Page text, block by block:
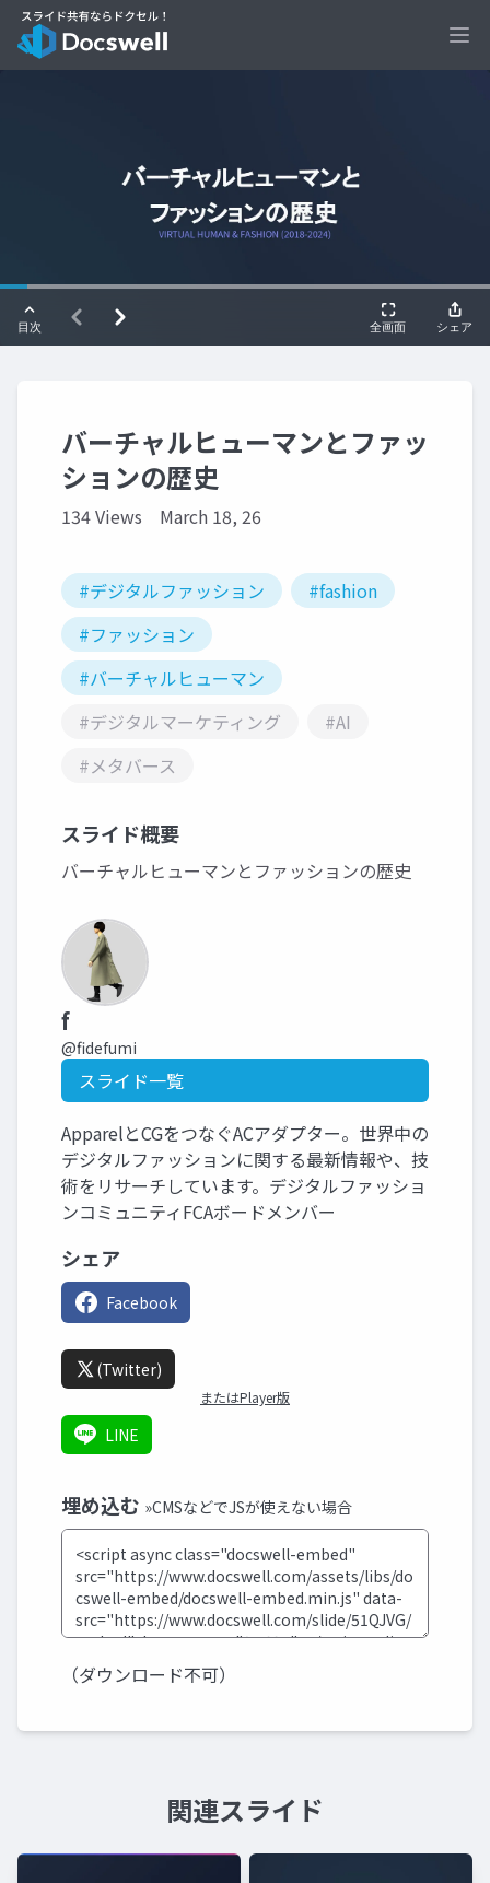
バーチャルヒューマンとファッ
ションの歴史
134 Views March 18, 26
#デジタルファッション
#fashion
#ファッション
#バーチャルヒューマン
#デジタルマーケティング
#AI
#メタバース
スライド概要
バーチャルヒューマンとファッションの歴史
f
@fidefumi
スライド一覧
ApparelとCGをつなぐACアダプター。世界中の
デジタルファッションに関する最新情報や、技
術をリサーチしています。デジタルファッショ
ンコミュニティFCAボードメンバー
シェア
Facebook
(Twitter)
またはPlayer版
LINE
埋め込む »CMSなどでJSが使えない場合
（ダウンロード不可）
関連スライド